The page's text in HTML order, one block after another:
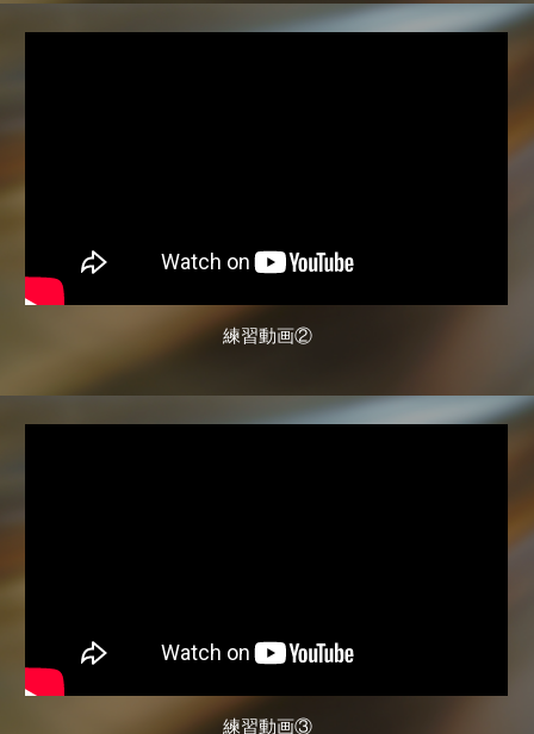
練習動画②
練習動画③